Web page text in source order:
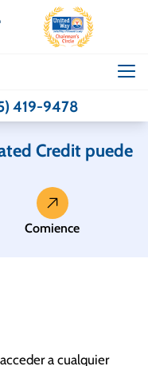
419-9478
Credit puede
Comience
a cualquier